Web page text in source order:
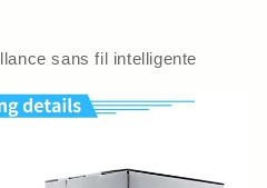
sans fil intelligente